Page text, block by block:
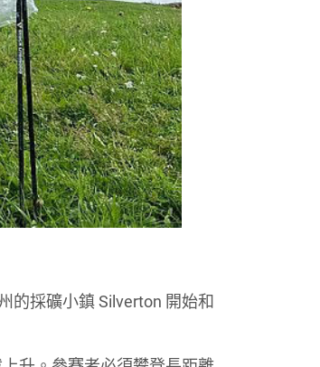
的採礦小鎮 Silverton 開始和